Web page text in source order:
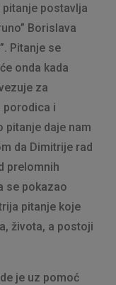
pitanje postavlja
Borislava
Pitanje se
onda kada
za
porodica i
pitanje daje nam
da Dimitrije rad
prelomnih
se pokazao
pitanje koje
života, a postoji
je uz pomoć